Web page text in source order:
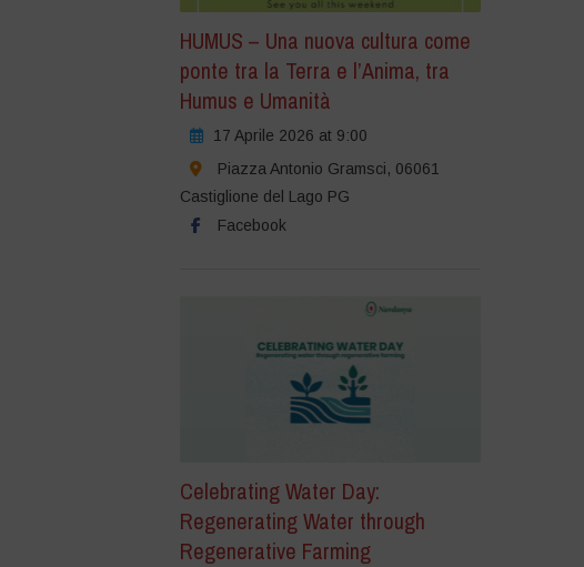
HUMUS – Una nuova cultura come
ponte tra la Terra e l’Anima, tra
Humus e Umanità
17 Aprile 2026 at 9:00
Piazza Antonio Gramsci, 06061
Castiglione del Lago PG
Facebook
Celebrating Water Day:
Regenerating Water through
Regenerative Farming